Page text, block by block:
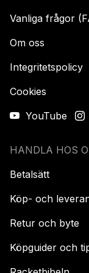
Vanliga frågor
Om oss
Integritetspolicy
Cookies
YouTube
HANDLA HOS
Betalsätt
Köp- och
Retur och byte
Köpguider och